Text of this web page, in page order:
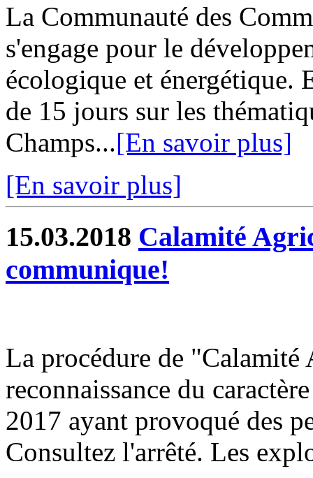
La Communauté des
s'engage pour le
écologique et énergétique.
de 15 jours sur les
Champs...[En savoir plus]
[En savoir plus]
15.03.2018 Calamité
communique!
La procédure de
reconnaissance du
2017 ayant provoqué des
Consultez l'arrêté. Les